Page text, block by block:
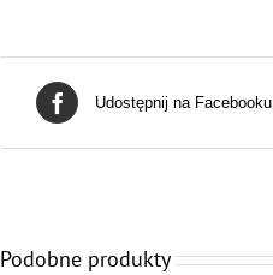
Udostępnij na Facebooku
Podobne produkty